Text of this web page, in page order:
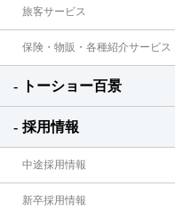
旅客サービス
保険・物販・各種紹介サービス
トーショー百景
採用情報
中途採用情報
新卒採用情報